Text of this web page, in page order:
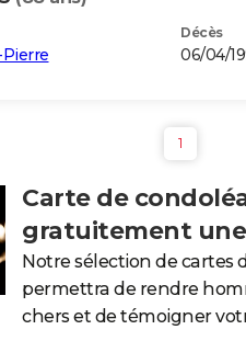
Décès
06/04/
1
Carte de
gratuitement
Notre sélection de cartes
permettra de rendre
chers et de témoigner